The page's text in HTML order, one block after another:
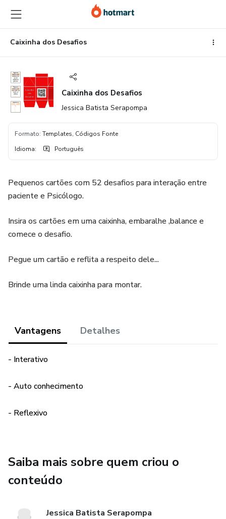
para
o
conteúdo
principal
para
o
pagamento
para
o
rodapé
Caixinha dos Desafios
Caixinha dos Desafios
Jessica Batista Serapompa
Formato: Templates, Códigos Fonte
Idioma: Português
Pequenos cartões com 52 desafios para interação entre
paciente e Psicólogo.
Insira os cartões em uma caixinha, embaralhe ,balance e
comece o desafio.
Pegue um cartão e reflita a respeito dele...
Brinde uma linda caixinha para montar.
Vantagens Detalhes
- Interativo
- Auto conhecimento
- Reflexivo
Saiba mais sobre quem criou o
conteúdo
Jessica Batista Serapompa